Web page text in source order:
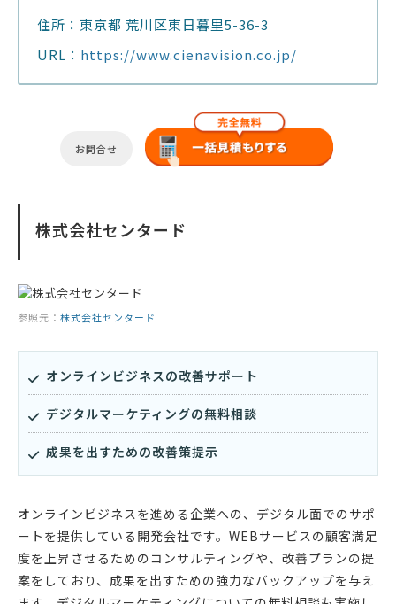
住所：東京都 荒川区東日暮里5-36-3
URL： https://www.cienavision.co.jp/
お問合せ
株式会社センタード
参照元： 株式会社センタード
オンラインビジネスの改善サポート
デジタルマーケティングの無料相談
成果を出すための改善策提示
オンラインビジネスを進める企業への、デジタル面でのサポ
ートを提供している開発会社です。WEBサービスの顧客満足
度を上昇させるためのコンサルティングや、改善プランの提
案をしており、成果を出すための強力なバックアップを与え